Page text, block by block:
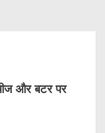
और बटर पर